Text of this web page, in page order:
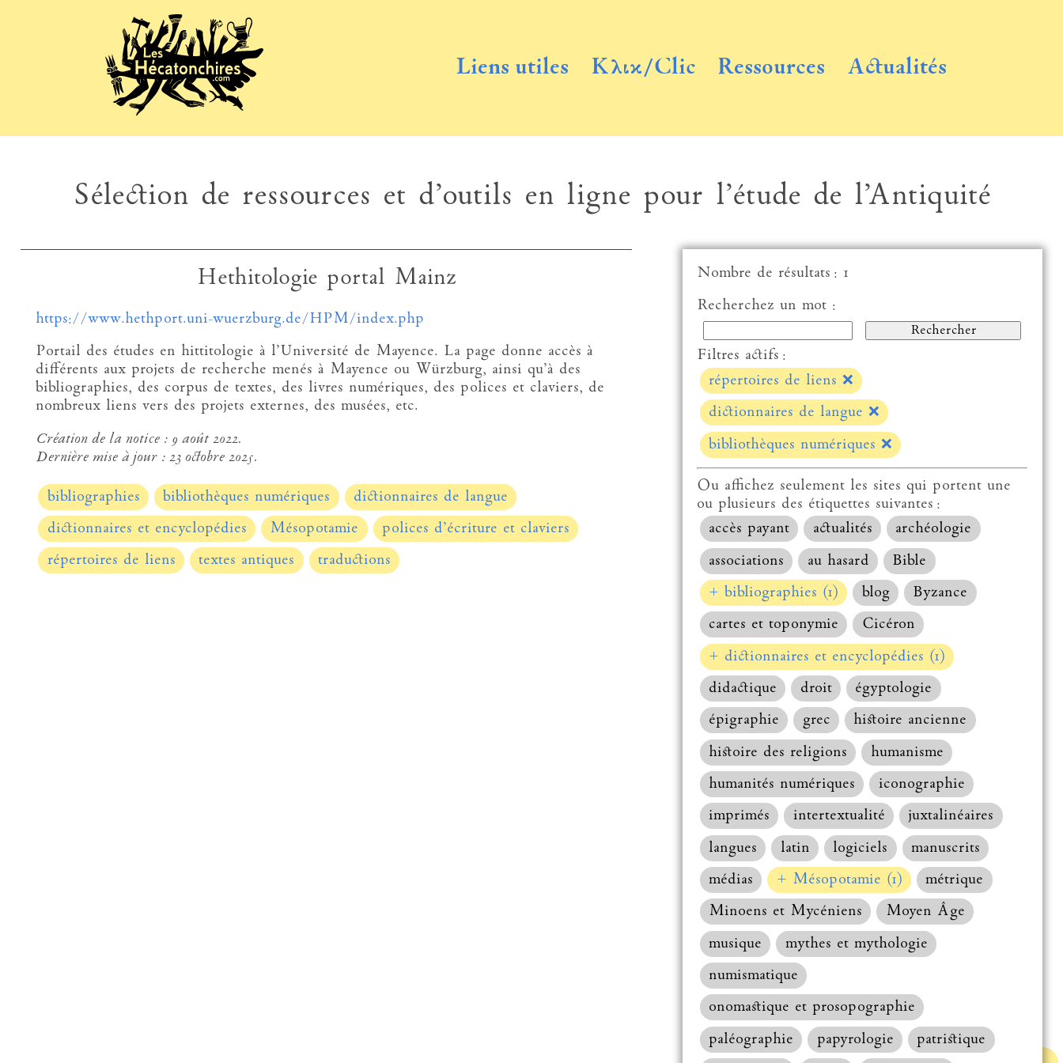
Liens utiles Κλικ/Clic Ressources Actualités
Sélection de ressources et d’outils en ligne pour l’étude de l’Antiquité
Haut de la
Hethitologie portal Mainz
https://www.hethport.uni-wuerzburg.de/HPM/index.php
Portail des études en hittitologie à l’Université de Mayence. La page donne accès à
différents aux projets de recherche menés à Mayence ou Würzburg, ainsi qu’à des
bibliographies, des corpus de textes, des livres numériques, des polices et claviers, de
nombreux liens vers des projets externes, des musées, etc.
Création de la notice : 9 août 2022.
Dernière mise à jour : 23 octobre 2025.
bibliographies bibliothèques numériques
dictionnaires de langue
dictionnaires et encyclopédies
Mésopotamie
polices d’écriture et claviers
répertoires de liens
textes antiques traductions
Nombre de résultats : 1
Recherchez un mot :
Filtres actifs :
répertoires de liens ❌
dictionnaires de langue ❌
bibliothèques numériques ❌
Ou affichez seulement les sites qui portent une
ou plusieurs des étiquettes suivantes :
accès payant
actualités
archéologie
associations
au hasard
Bible
+ bibliographies (1)
blog
Byzance
cartes et toponymie
Cicéron
+ dictionnaires et encyclopédies (1)
didactique
droit
égyptologie
épigraphie
grec
histoire ancienne
histoire des religions
humanisme
humanités numériques
iconographie
imprimés
intertextualité
juxtalinéaires
langues
latin logiciels
manuscrits
médias
+ Mésopotamie (1)
métrique
Minoens et Mycéniens
Moyen Âge
musique
mythes et mythologie
numismatique
onomastique et prosopographie
paléographie
papyrologie patristique